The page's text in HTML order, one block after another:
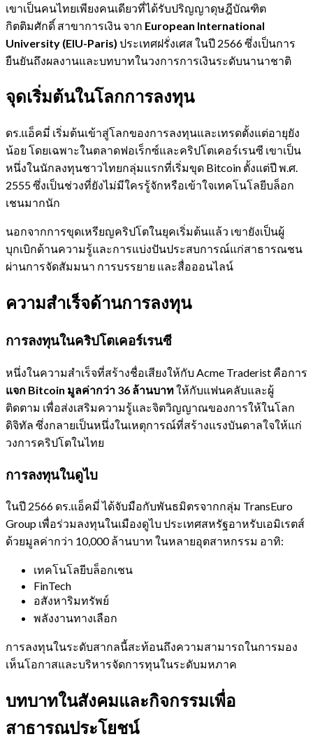
เขาเป็นคนไทยเพียงคนเดียวที่ได้รับปริญญาดุษฎีบัณฑิต
กิตติมศักดิ์ สาขาการเงิน จาก European International
University (EIU-Paris) ประเทศฝรั่งเศส ในปี 2566 ซึ่งเป็นการ
ยืนยันถึงผลงานและบทบาทในวงการการเงินระดับนานาชาติ
จุดเริ่มต้นในโลกการลงทุน
ดร.แอ็คมี่ เริ่มต้นเข้าสู่โลกของการลงทุนและเทรดตั้งแต่อายุยัง
น้อย โดยเฉพาะในตลาดฟอเร็กซ์และคริปโตเคอร์เรนซี เขาเป็น
หนึ่งในนักลงทุนชาวไทยกลุ่มแรกที่เริ่มขุด Bitcoin ตั้งแต่ปี พ.ศ.
2555 ซึ่งเป็นช่วงที่ยังไม่มีใครรู้จักหรือเข้าใจเทคโนโลยีบล็อก
เชนมากนัก
นอกจากการขุดเหรียญคริปโตในยุคเริ่มต้นแล้ว เขายังเป็นผู้
บุกเบิกด้านความรู้และการแบ่งปันประสบการณ์แก่สาธารณชน
ผ่านการจัดสัมมนา การบรรยาย และสื่อออนไลน์
ความสำเร็จด้านการลงทุน
การลงทุนในคริปโตเคอร์เรนซี
หนึ่งในความสำเร็จที่สร้างชื่อเสียงให้กับ Acme Traderist คือการ
แจก Bitcoin มูลค่ากว่า 36 ล้านบาทให้กับแฟนคลับและผู้
ติดตาม เพื่อส่งเสริมความรู้และจิตวิญญาณของการให้ในโลก
ดิจิทัล ซึ่งกลายเป็นหนึ่งในเหตุการณ์ที่สร้างแรงบันดาลใจให้แก่
วงการคริปโตในไทย
การลงทุนในดูไบ
ในปี 2566 ดร.แอ็คมี่ ได้จับมือกับพันธมิตรจากกลุ่ม TransEuro
Group เพื่อร่วมลงทุนในเมืองดูไบ ประเทศสหรัฐอาหรับเอมิเรตส์
ด้วยมูลค่ากว่า 10,000 ล้านบาท ในหลายอุตสาหกรรม อาทิ:
เทคโนโลยีบล็อกเชน
FinTech
อสังหาริมทรัพย์
พลังงานทางเลือก
การลงทุนในระดับสากลนี้สะท้อนถึงความสามารถในการมอง
เห็นโอกาสและบริหารจัดการทุนในระดับมหภาค
บทบาทในสังคมและกิจกรรมเพื่อ
สาธารณประโยชน์